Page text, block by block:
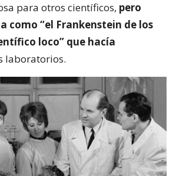
para otros científicos, pero
como “el Frankenstein de los
loco” que hacía
laboratorios.